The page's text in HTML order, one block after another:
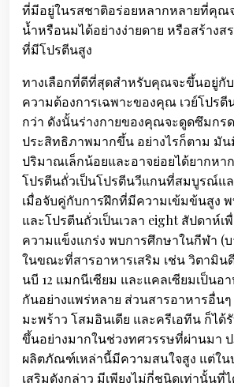
ที่มีอยู่ในรสชาติอร่อยหลากหลายที่คุณ
น้ำหรือนมได้อย่างง่ายดาย หรือสร้าง
ที่มีโปรตีนสูง
ทางเลือกที่ดีที่สุดสำหรับคุณจะขึ้นอยู่กั
ความต้องการเฉพาะของคุณ เวย์โปร
กว่า ดังนั้นร่างกายของคุณจะดูดซึมกร
ประสิทธิภาพมากขึ้น อย่างไรก็ตาม มั
ปริมาณเล็กน้อยและอาจย่อยได้ยากห
โปรตีนถั่วเป็นโปรตีนวีแกนที่สมบูรณ์แ
เมื่อจับคู่กับการฝึกที่มีความเข้มข้นสูง พ
และโปรตีนถั่วเป็นเวลา eight สัปดาห์เ
ความแข็งแกร่ง พบการศึกษาในกีฬา (บ
ในขณะที่สารอาหารเสริม เช่น วิตามิน
นบี 12 แมกนีเซียม และแคลเซียมเป็นอ
กันอย่างแพร่หลาย ส่วนสารอาหารอื่น
มะพร้าว โสมอินเดีย และครีเอทีน ก็ได้
ขึ้นอย่างมากในช่วงทศวรรษที่ผ่านมา ป
ผลิตภัณฑ์เหล่านี้มีความสนใจสูง แต่ใน
เสริมดังกล่าว มีเพียงไม่กี่ชนิดเท่านั้นที่